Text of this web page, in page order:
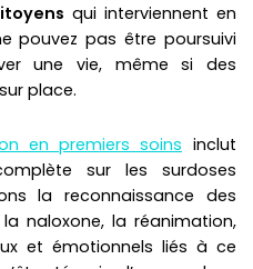
qui interviennent en
pouvez pas être poursuivi
une vie, même si des
place.
en premiers soins inclut
sur les surdoses
la reconnaissance des
naloxone, la réanimation,
et émotionnels liés à ce